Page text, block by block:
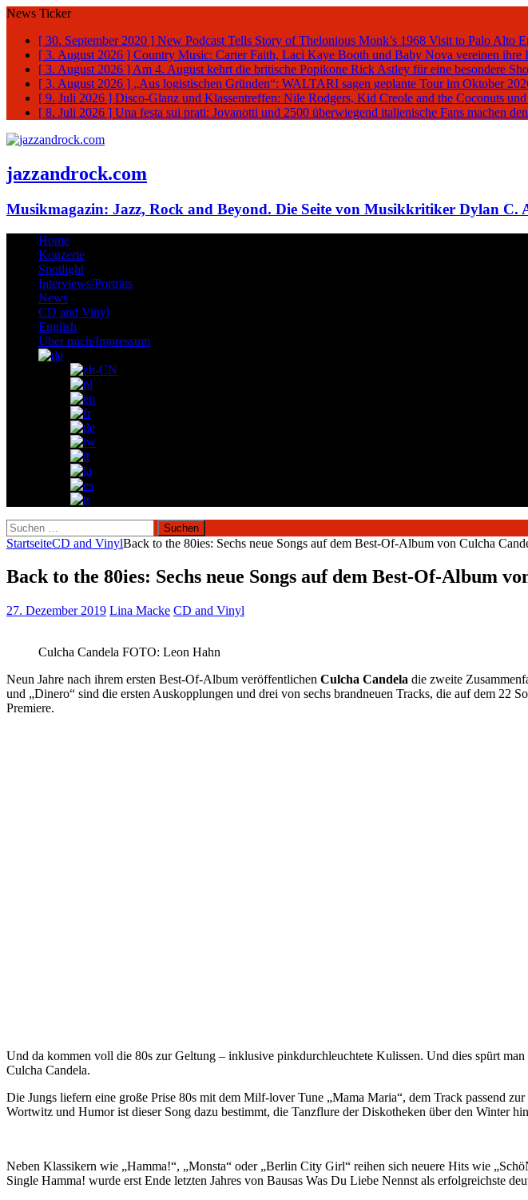
News Ticker
[ 30. September 2020 ] New Podcast Tells Story of Thelonious Monk’s 1968 Visit to Palo Alto
[ 3. August 2026 ] Country Music: Carter Faith, Laci Kaye Booth und Baby Nova vereinen ihre
[ 3. August 2026 ] Am 4. August kehrt die britische Popikone Rick Astley für eine besondere
[ 3. August 2026 ] „Aus logistischen Gründen“: WALTARI sagen geplante Tour im Oktober
[ 9. Juli 2026 ] Disco-Glanz und Klassentreffen: Nile Rodgers, Kid Creole and the Coconuts
[ 8. Juli 2026 ] Una festa sui prati: Jovanotti und 2500 überwiegend italienische Fans machen
jazzandrock.com
Musikmagazin: Jazz, Rock and Beyond. Die Seite von Musikkritiker Dylan C.
Home
Konzerte
Spotlight
Interviews/Porträts
News
CD and Vinyl
English
Über mich/Impressum
Suchen
nach:
StartseiteCD and VinylBack to the 80ies: Sechs neue Songs auf dem Best-Of-Album von Culcha
Back to the 80ies: Sechs neue Songs auf dem Best-Of-Album
27. Dezember 2019 Lina Macke CD and Vinyl
Culcha Candela FOTO: Leon Hahn
Neun Jahre nach ihrem ersten Best-Of-Album veröffentlichen Culcha Candela die zweite
und „Dinero“ sind die ersten Auskopplungen und drei von sechs brandneuen Tracks, die auf dem 22
Premiere.
Und da kommen voll die 80s zur Geltung – inklusive pinkdurchleuchtete Kulissen. Und dies spürt
Culcha Candela.
Die Jungs liefern eine große Prise 80s mit dem Milf-lover Tune „Mama Maria“, dem Track passend
Wortwitz und Humor ist dieser Song dazu bestimmt, die Tanzflure der Diskotheken über den Winter
Neben Klassikern wie „Hamma!“, „Monsta“ oder „Berlin City Girl“ reihen sich neuere Hits wie
Single Hamma! wurde erst Ende letzten Jahres von Bausas Was Du Liebe Nennst als erfolgreichste